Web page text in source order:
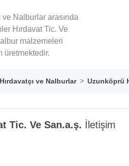
ve Nalburlar arasında
Hırdavat Tic. Ve
malzemeleri
üretmektedir.
ve Nalburlar Uzunköprü
Tic. Ve San.a.ş. İletişim